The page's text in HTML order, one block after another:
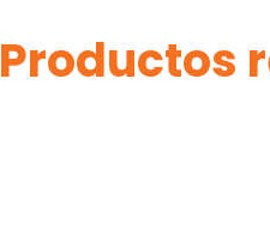
Productos